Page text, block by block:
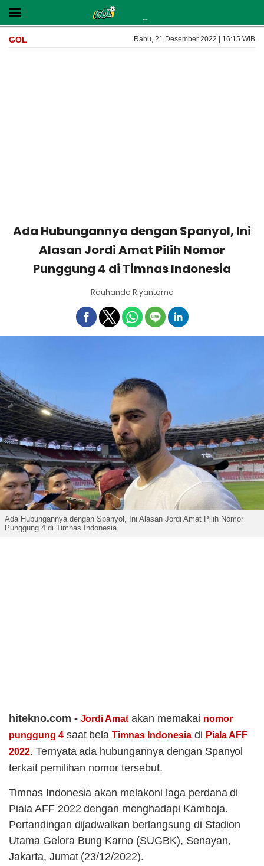
GOL Rabu, 21 Desember 2022 | 16:15 WIB
Ada Hubungannya dengan Spanyol, Ini
Alasan Jordi Amat Pilih Nomor
Punggung 4 di Timnas Indonesia
Rauhanda Riyantama
Ada Hubungannya dengan Spanyol, Ini Alasan Jordi Amat Pilih Nomor
Punggung 4 di Timnas Indonesia
hitekno.com - Jordi Amat akan memakai nomor
punggung 4saat belaTimnas Indonesiadi Piala AFF
2022. Ternyata ada hubungannya dengan Spanyol
terkait pemilihan nomor tersebut.
Timnas Indonesia akan melakoni laga perdana di
Piala AFF 2022 dengan menghadapi Kamboja.
Pertandingan dijadwalkan berlangsung di Stadion
Utama Gelora Bung Karno (SUGBK), Senayan,
Jakarta, Jumat (23/12/2022).